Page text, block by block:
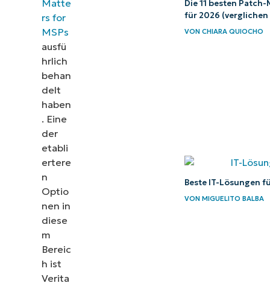
Matte
rs for
MSPs
ausfü
hrlich
behan
delt
haben
. Eine
der
etabli
ertere
n
Optio
nen in
diese
m
Bereic
h ist
Verita
Die 11 besten
für 2026
VON CHIARA QUIOCHO
Beste IT-Lösungen
VON MIGUELITO BALBA